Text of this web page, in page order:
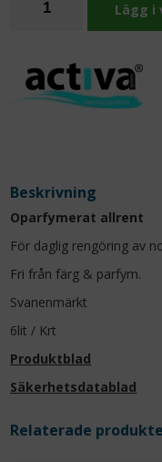
Lägg i
Beskrivning
Oparfymerat allrent
För daglig rengöring av
Fri från färg & parfym.
Svanenmärkt
6lit / Krt
Produktblad
Säkerhetsdatablad
Relaterade